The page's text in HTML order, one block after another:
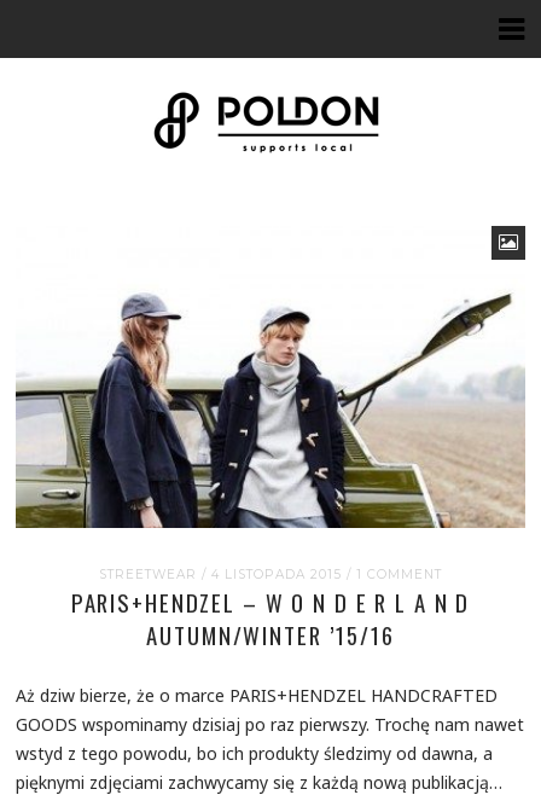
STREETWEAR / 4 LISTOPADA 2015 / 1 COMMENT
PARIS+HENDZEL – W O N D E R L A N D
AUTUMN/WINTER ’15/16
Aż dziw bierze, że o marce PARIS+HENDZEL HANDCRAFTED
GOODS wspominamy dzisiaj po raz pierwszy. Trochę nam nawet
wstyd z tego powodu, bo ich produkty śledzimy od dawna, a
pięknymi zdjęciami zachwycamy się z każdą nową publikacją…